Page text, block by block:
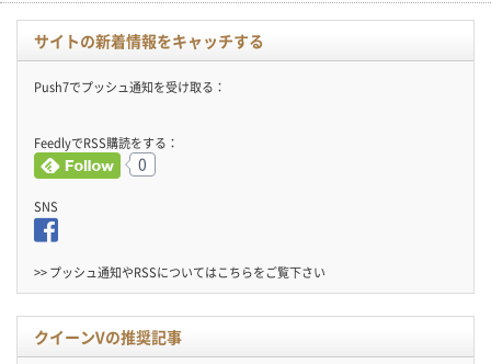
サイトの新着情報をキャッチする
Push7でプッシュ通知を受け取る：
FeedlyでRSS購読をする：
0
SNS
>> プッシュ通知やRSSについてはこちらをご覧下さい
クイーンVの推奨記事